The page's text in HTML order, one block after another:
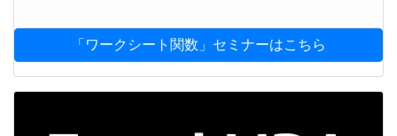
「ワークシート関数」セミナーはこちら